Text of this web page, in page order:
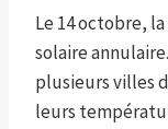
Le 14 octobre,
solaire
plusieurs villes
leurs